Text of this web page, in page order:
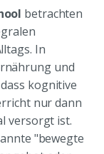
betrachten
In
und
kognitive
nur dann
versorgt ist.
"bewegte